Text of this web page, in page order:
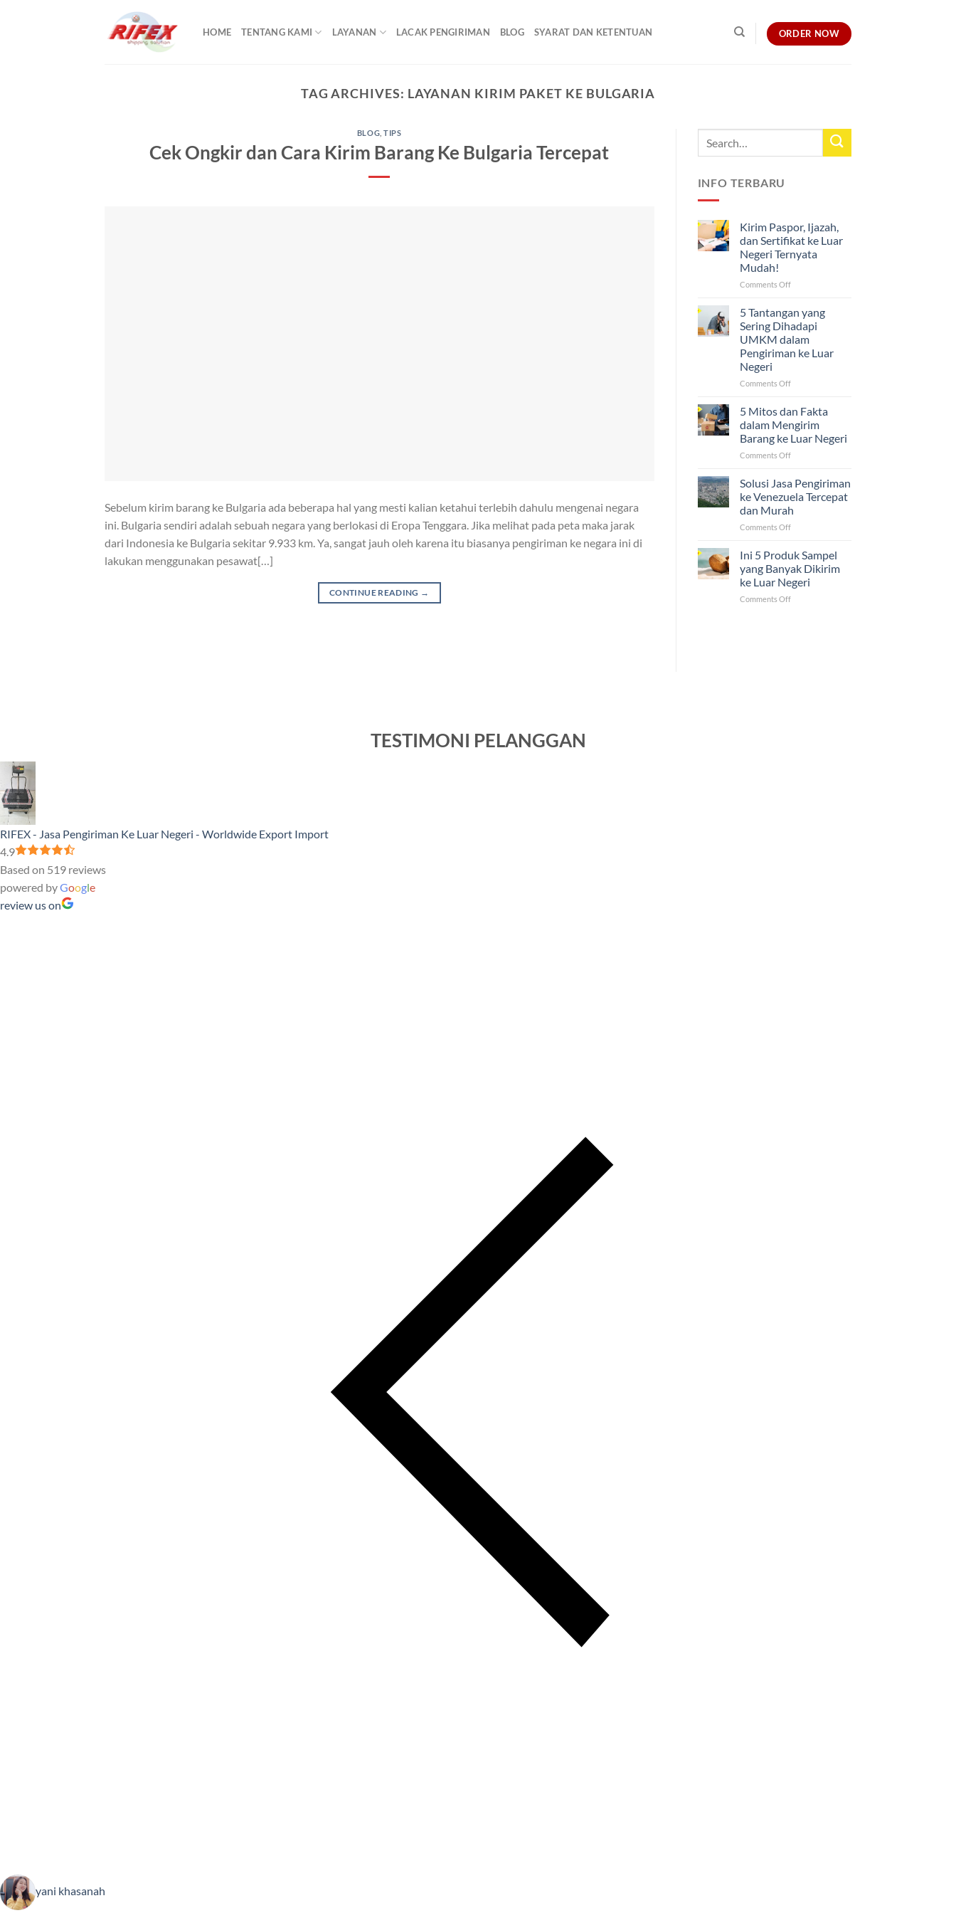
HOME TENTANG KAMI LAYANAN LACAK PENGIRIMAN BLOG SYARAT DAN KETENTUAN ORDER NOW
TAG ARCHIVES: LAYANAN KIRIM PAKET KE BULGARIA
BLOG ,TIPS
Cek Ongkir dan Cara Kirim Barang Ke Bulgaria Tercepat
Sebelum kirim barang ke Bulgaria ada beberapa hal yang mesti kalian ketahui terlebih dahulu mengenai negara
ini. Bulgaria sendiri adalah sebuah negara yang berlokasi di Eropa Tenggara. Jika melihat pada peta maka jarak
dari Indonesia ke Bulgaria sekitar 9.933 km. Ya, sangat jauh oleh karena itu biasanya pengiriman ke negara ini di
lakukan menggunakan pesawat[…]
CONTINUE READING →
INFO TERBARU
Kirim Paspor, Ijazah,
dan Sertifikat ke Luar
Negeri Ternyata
Mudah!
Comments Offon
Ijazah,
dan
Sertifikat
ke
Negeri
5 Tantangan yang
Sering Dihadapi
UMKM dalam
Pengiriman ke Luar
Negeri
Comments Offon
Tantangan
yang
Sering
Dihadapi
UMKM
Pengiriman
ke
Luar
Negeri
5 Mitos dan Fakta
dalam Mengirim
Barang ke Luar Negeri
Comments Offon
Mitos
dan
Fakta
dalam
Mengirim
ke
Luar
Negeri
Solusi Jasa Pengiriman
ke Venezuela Tercepat
dan Murah
Comments Offon
Jasa
Pengiriman
ke
Venezuela
Tercepat
Ini 5 Produk Sampel
yang Banyak Dikirim
ke Luar Negeri
Comments Offon
TESTIMONI PELANGGAN
RIFEX - Jasa Pengiriman Ke Luar Negeri - Worldwide Export Import
4.9
Based on 519 reviews
powered byGoogle
review us on
yani khasanah